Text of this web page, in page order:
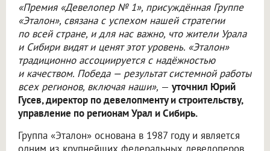
«Премия «Девелопер № 1», присуждённая Группе
«Эталон», связана с успехом нашей стратегии
по всей стране, и для нас важно, что жители Урала
и Сибири видят и ценят этот уровень. «Эталон»
традиционно ассоциируется с надёжностью
и качеством. Победа — результат системной работы
всех регионов, включая наши», — уточнил Юрий
Гусев, директор по девелопменту и строительству,
управление по регионам Урал и Сибирь.
Группа «Эталон» основана в 1987 году и является